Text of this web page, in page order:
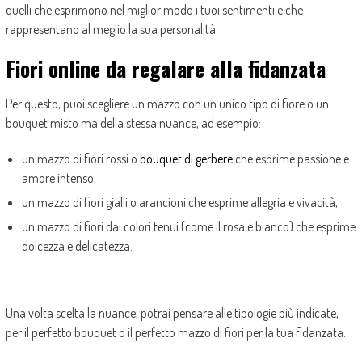
quelli che esprimono nel miglior modo i tuoi sentimenti e che
rappresentano al meglio la sua personalità.
Fiori online da regalare alla fidanzata
Per questo, puoi scegliere un mazzo con un unico tipo di fiore o un
bouquet misto ma della stessa nuance, ad esempio:
un mazzo di fiori rossi o bouquet di gerbereche esprime passione e
amore intenso,
un mazzo di fiori gialli o arancioni che esprime allegria e vivacità,
un mazzo di fiori dai colori tenui (come il rosa e bianco) che esprime
dolcezza e delicatezza.
Una volta scelta la nuance, potrai pensare alle tipologie più indicate,
per il perfetto bouquet o il perfetto mazzo di fiori per la tua fidanzata.